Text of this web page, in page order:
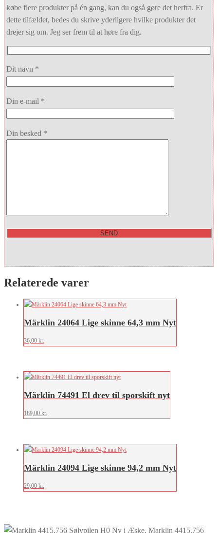
købe flere produkter på én gang, kan du også gøre det herfra. Er
dette tilfældet, bedes du skrive yderligere hvilke produkter det
drejer sig om. Jeg ser frem til at høre fra dig.
Dit navn *
Din e-mail *
Din besked *
Relaterede varer
Märklin 24064 Lige skinne 64,3 mm Nyt
36,00 kr.
Märklin 74491 El drev til sporskift nyt
189,00 kr.
Märklin 24094 Lige skinne 94,2 mm Nyt
29,00 kr.
Marklin 4415.756